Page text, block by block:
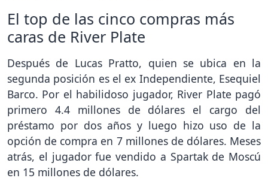
El top de las cinco compras más
caras de River Plate
Después de Lucas Pratto, quien se ubica en la
segunda posición es el ex Independiente, Esequiel
Barco. Por el habilidoso jugador, River Plate pagó
primero 4.4 millones de dólares el cargo del
préstamo por dos años y luego hizo uso de la
opción de compra en 7 millones de dólares. Meses
atrás, el jugador fue vendido a Spartak de Moscú
en 15 millones de dólares.